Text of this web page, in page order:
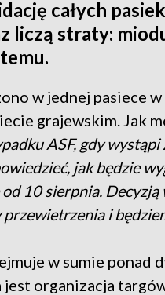
całych
liczą straty:
w jednej pasiece
grajewskim. Jak
ASF, gdy
jak będzie
10 sierpnia.
i
w sumie ponad
organizacja